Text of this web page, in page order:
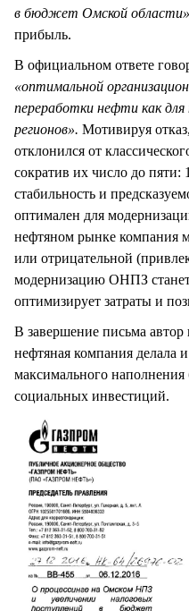
в бюджет Омской области»,
прибыль.
В официальном ответе
«оптимальной
переработки нефти как
регионов». Мотивируя
отклонился от
сократив их число до пяти:
стабильность и
оптимален для
нефтяном рынке компания
или отрицательной
модернизацию ОНПЗ
оптимизирует затраты и
В завершение письма
нефтяная компания делала
максимального
социальных инвестиций.